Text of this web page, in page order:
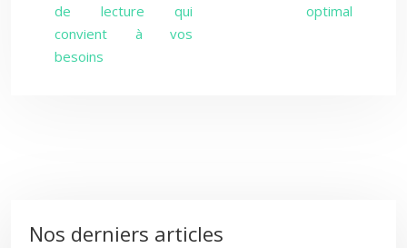
de lecture qui
convient à vos
besoins
optimal
Nos derniers articles